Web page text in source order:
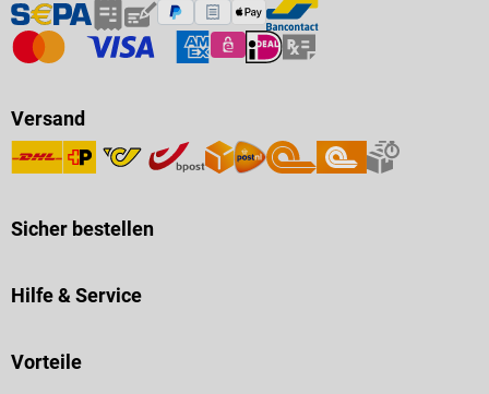
Versand
Sicher bestellen
Hilfe & Service
Vorteile